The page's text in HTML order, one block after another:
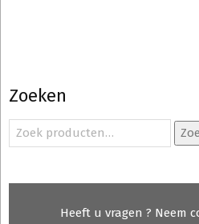
Zoeken
Zoeken
naar:
Heeft u vragen ? Neem